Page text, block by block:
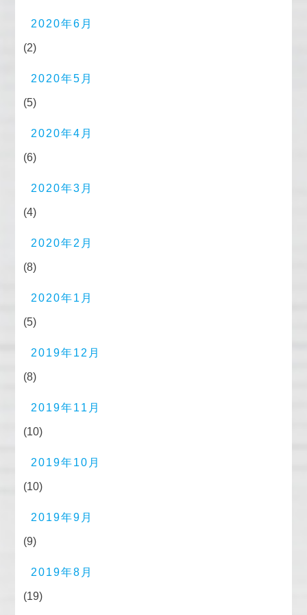
2020年6月
(2)
2020年5月
(5)
2020年4月
(6)
2020年3月
(4)
2020年2月
(8)
2020年1月
(5)
2019年12月
(8)
2019年11月
(10)
2019年10月
(10)
2019年9月
(9)
2019年8月
(19)